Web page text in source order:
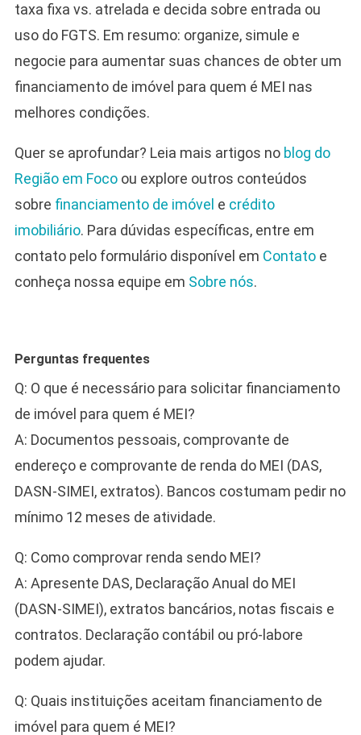
taxa fixa vs. atrelada e decida sobre entrada ou
uso do FGTS. Em resumo: organize, simule e
negocie para aumentar suas chances de obter um
financiamento de imóvel para quem é MEI nas
melhores condições.
Quer se aprofundar? Leia mais artigos no blog do
Região em Focoou explore outros conteúdos
sobre financiamento de imóvel e crédito
imobiliário. Para dúvidas específicas, entre em
contato pelo formulário disponível em Contatoe
conheça nossa equipe em Sobre nós.
Perguntas frequentes
Q: O que é necessário para solicitar financiamento
de imóvel para quem é MEI?
A: Documentos pessoais, comprovante de
endereço e comprovante de renda do MEI (DAS,
DASN‑SIMEI, extratos). Bancos costumam pedir no
mínimo 12 meses de atividade.
Q: Como comprovar renda sendo MEI?
A: Apresente DAS, Declaração Anual do MEI
(DASN‑SIMEI), extratos bancários, notas fiscais e
contratos. Declaração contábil ou pró‑labore
podem ajudar.
Q: Quais instituições aceitam financiamento de
imóvel para quem é MEI?